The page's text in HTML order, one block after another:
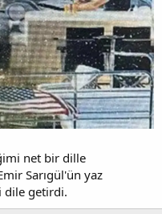
net bir dille
Sarıgül'ün yaz
dile getirdi.